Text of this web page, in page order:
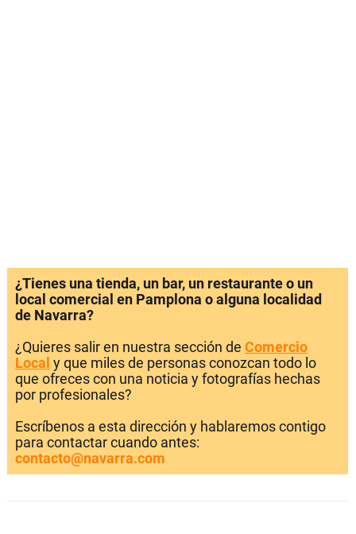
¿Tienes una tienda, un bar, un restaurante o un
local comercial en Pamplona o alguna localidad
de Navarra?
¿Quieres salir en nuestra sección de Comercio
Local y que miles de personas conozcan todo lo
que ofreces con una noticia y fotografías hechas
por profesionales?
Escríbenos a esta dirección y hablaremos contigo
para contactar cuando antes:
contacto@navarra.com